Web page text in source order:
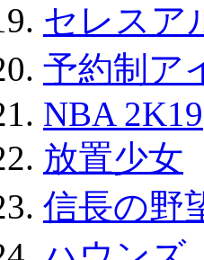
セレスア
予約制ア
NBA 2K19
放置少女
信長の野